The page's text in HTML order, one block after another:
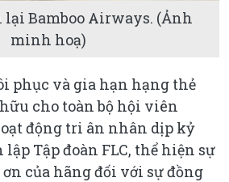
lại Bamboo Airways. (Ảnh
minh hoạ)
phục và gia hạn hạng thẻ
cho toàn bộ hội viên
động tri ân nhân dịp kỷ
Tập đoàn FLC, thể hiện sự
của hãng đối với sự đồng